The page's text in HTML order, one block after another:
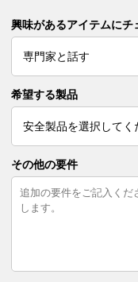
興味があるアイテムに
希望する製品
その他の要件